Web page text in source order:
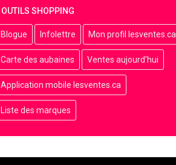
OUTILS SHOPPING
Blogue Infolettre Mon profil lesventes.ca
Carte des aubaines Ventes aujourd'hui
Application mobile lesventes.ca
Liste des marques